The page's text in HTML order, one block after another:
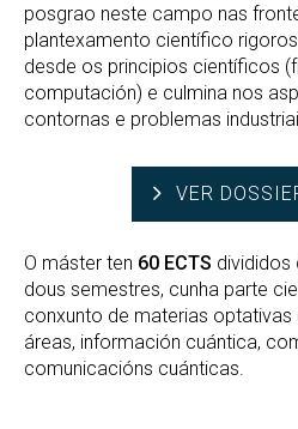
posgrao neste campo nas
plantexamento científico
desde os principios científicos
computación) e culmina nos
contornas e problemas
VER
O máster ten 60 ECTS divididos
dous semestres, cunha parte
conxunto de materias optativas
áreas, información cuántica,
comunicacións cuánticas.